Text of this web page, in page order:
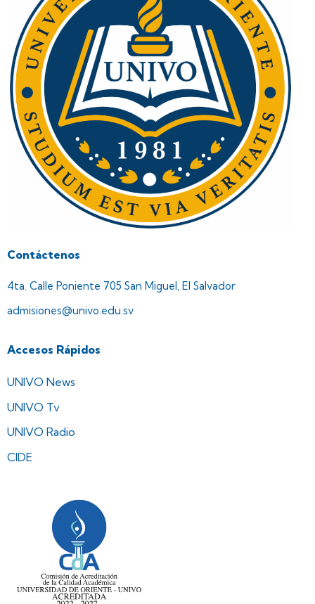
Contáctenos
4ta. Calle Poniente 705 San Miguel, El Salvador
admisiones@univo.edu.sv
Accesos Rápidos
UNIVO News
UNIVO Tv
UNIVO Radio
CIDE